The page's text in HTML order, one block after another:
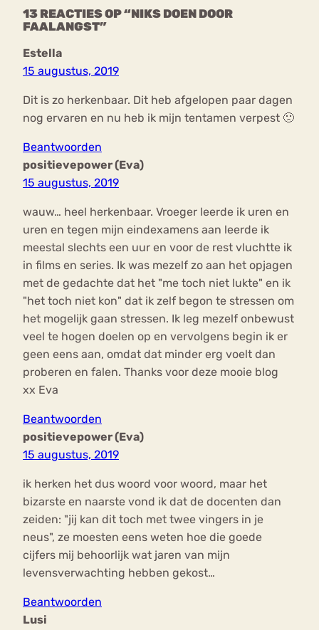
13 REACTIES OP “NIKS DOEN DOOR
FAALANGST”
Estella
15 augustus, 2019
Dit is zo herkenbaar. Dit heb afgelopen paar dagen
nog ervaren en nu heb ik mijn tentamen verpest 🙁
Beantwoorden
positievepower (Eva)
15 augustus, 2019
wauw… heel herkenbaar. Vroeger leerde ik uren en
uren en tegen mijn eindexamens aan leerde ik
meestal slechts een uur en voor de rest vluchtte ik
in films en series. Ik was mezelf zo aan het opjagen
met de gedachte dat het "me toch niet lukte" en ik
"het toch niet kon" dat ik zelf begon te stressen om
het mogelijk gaan stressen. Ik leg mezelf onbewust
veel te hogen doelen op en vervolgens begin ik er
geen eens aan, omdat dat minder erg voelt dan
proberen en falen. Thanks voor deze mooie blog
xx Eva
Beantwoorden
positievepower (Eva)
15 augustus, 2019
ik herken het dus woord voor woord, maar het
bizarste en naarste vond ik dat de docenten dan
zeiden: "jij kan dit toch met twee vingers in je
neus", ze moesten eens weten hoe die goede
cijfers mij behoorlijk wat jaren van mijn
levensverwachting hebben gekost…
Beantwoorden
Lusi